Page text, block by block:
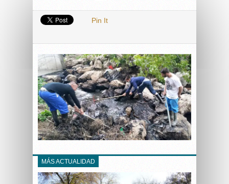
Pin It
MÁS ACTUALIDAD